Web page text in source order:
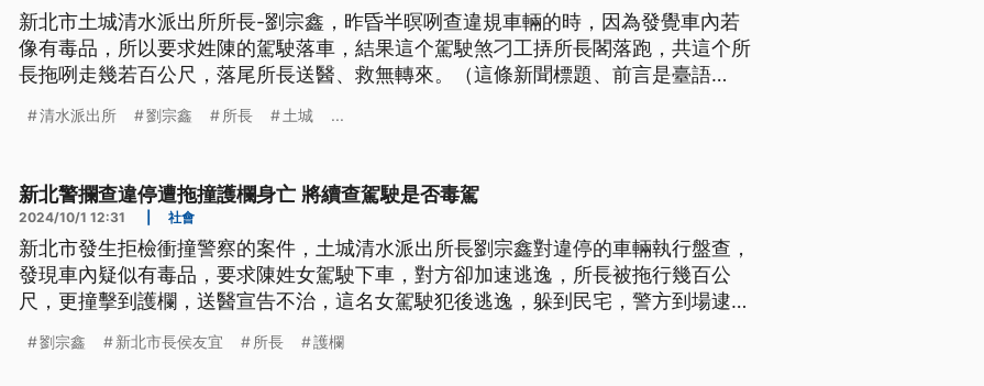
新北市土城清水派出所所長-劉宗鑫，昨昏半暝咧查違規車輛的時，因為發覺車內若
像有毒品，所以要求姓陳的駕駛落車，結果這个駕駛煞刁工挵所長閣落跑，共這个所
長拖咧走幾若百公尺，落尾所長送醫、救無轉來。（這條新聞標題、前言是臺語
清水派出所 劉宗鑫 所長 土城 ...
新北警攔查違停遭拖撞護欄身亡 將續查駕駛是否毒駕
2024/10/1 12:31 社會
新北市發生拒檢衝撞警察的案件，土城清水派出所長劉宗鑫對違停的車輛執行盤查，
發現車內疑似有毒品，要求陳姓女駕駛下車，對方卻加速逃逸，所長被拖行幾百公
尺，更撞擊到護欄，送醫宣告不治，這名女駕駛犯後逃逸，躲到民宅，警方到場逮
劉宗鑫 新北市長侯友宜 所長 護欄